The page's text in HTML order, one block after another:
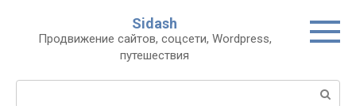
контенту
Sidash
Продвижение сайтов, соцсети, Wordpress,
путешествия